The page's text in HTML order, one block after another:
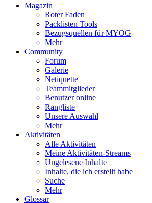
Magazin
Roter Faden
Packlisten Tools
Bezugsquellen für MYOG
Mehr
Community
Forum
Galerie
Netiquette
Teammitglieder
Benutzer online
Rangliste
Unsere Auswahl
Mehr
Aktivitäten
Alle Aktivitäten
Meine Aktivitäten-Streams
Ungelesene Inhalte
Inhalte, die ich erstellt habe
Suche
Mehr
Glossar